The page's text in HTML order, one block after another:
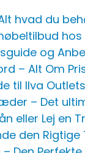
hvad du
hos
og
– Alt Om
til Ilva
– Det
eller Lej en
den Rigtige